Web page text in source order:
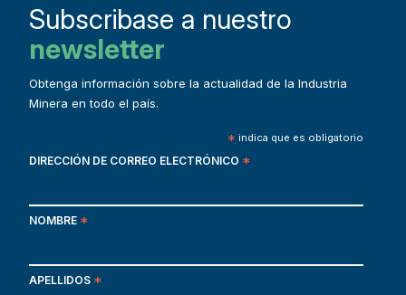
Subscribase a nuestro
newsletter
Obtenga información sobre la actualidad de la Industria
Minera en todo el país.
* indica que es obligatorio
DIRECCIÓN DE CORREO ELECTRÓNICO *
NOMBRE *
APELLIDOS *